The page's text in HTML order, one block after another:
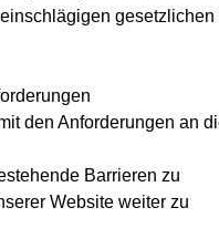
gesetzlichen
den Anforderungen an
Barrieren zu
Website weiter zu